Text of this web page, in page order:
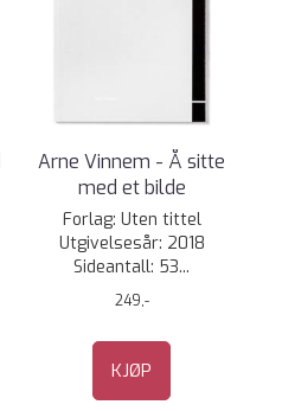
Arne Vinnem - Å sitte
med et bilde
Forlag: Uten tittel
Utgivelsesår: 2018
Sideantall: 53...
249,-
KJØP